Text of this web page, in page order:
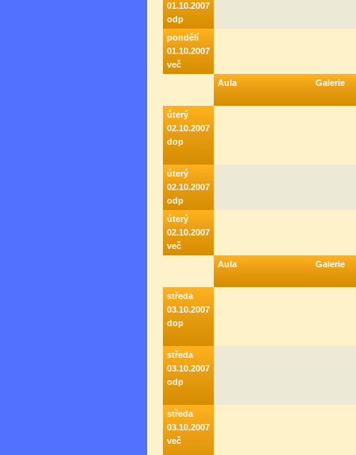
01.10.2007
odp
pondělí
01.10.2007
več
Aula
Galerie
úterý
02.10.2007
dop
úterý
02.10.2007
odp
úterý
02.10.2007
več
Aula
Galerie
středa
03.10.2007
dop
středa
03.10.2007
odp
středa
03.10.2007
več